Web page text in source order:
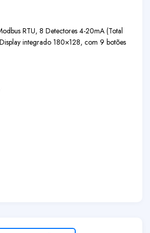
RTU, 8 Detectores 4-20mA (Total
integrado 180×128, com 9 botões